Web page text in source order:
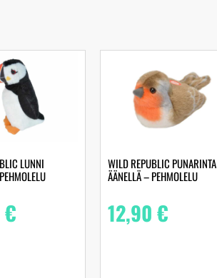
LUNNI
€
WILD REPUBLIC PUNARINTA
ÄÄNELLÄ – PEHMOLELU
12,90€